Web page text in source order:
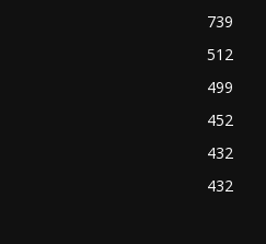
739
512
499
452
432
432